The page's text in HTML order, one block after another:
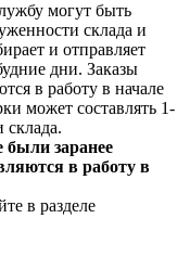
могут быть
склада и
и отправляет
дни. Заказы
в работу в начале
может составлять 1-
склада.
были заранее
в работу в
в разделе